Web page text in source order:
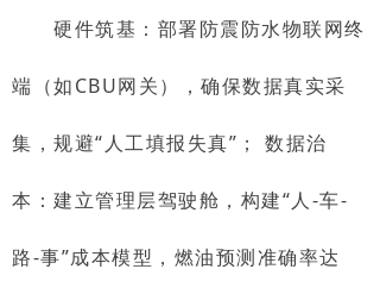
硬件筑基：部署防震防水物联网终
端（如CBU网关），确保数据真实采
集，规避“人工填报失真”； 数据治
本：建立管理层驾驶舱，构建“人-车-
路-事”成本模型，燃油预测准确率达